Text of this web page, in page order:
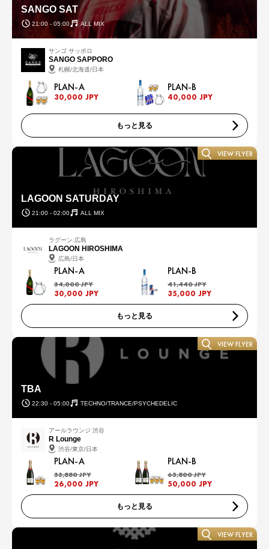
SANGO SAT
21:00 - 05:00 ALL MIX
サンゴ サッポロ
SANGO SAPPORO
札幌/北海道/日本
PLAN-A
30,000 JPY
PLAN-B
40,000 JPY
もっと見る
LAGOON SATURDAY
21:00 - 02:00 ALL MIX
VIEW FLYER
ラグーン 広島
LAGOON HIROSHIMA
広島/日本
PLAN-A
34,000 JPY
30,000 JPY
PLAN-B
41,440 JPY
35,000 JPY
もっと見る
TBA
22:30 - 05:00 TECHNO/TRANCE/PSYCHEDELIC
VIEW FLYER
アールラウンジ 渋谷
R Lounge
渋谷/東京/日本
PLAN-A
33,880 JPY
26,000 JPY
PLAN-B
63,800 JPY
50,000 JPY
もっと見る
VIEW FLYER